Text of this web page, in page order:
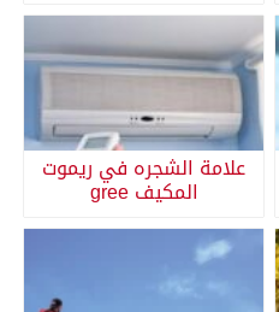
علامة الشجره في ريموت
المكيف gree